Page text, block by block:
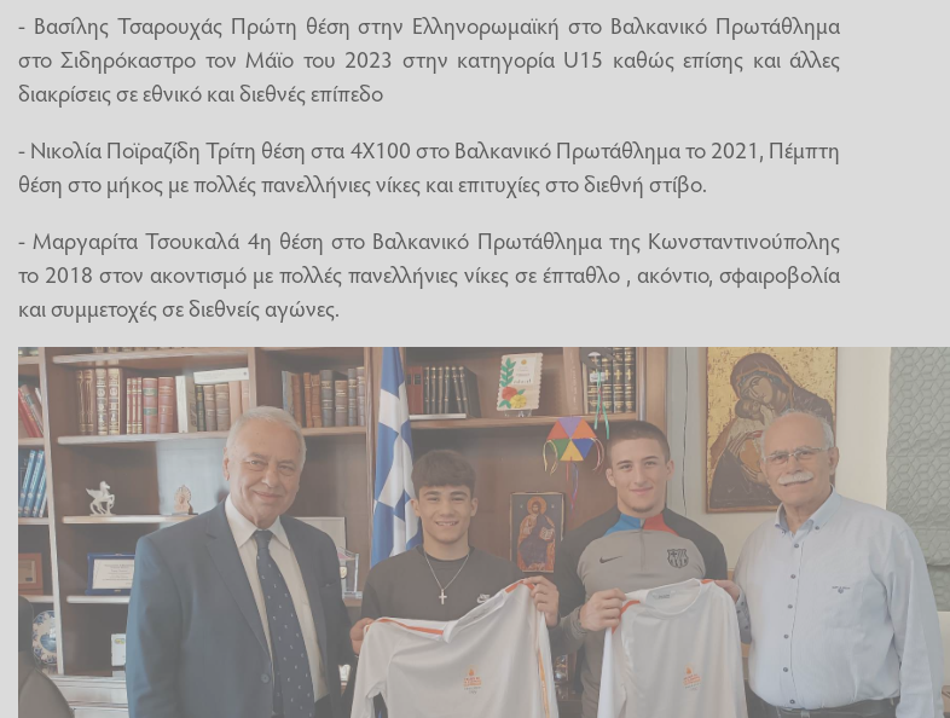
- Βασίλης Τσαρουχάς Πρώτη θέση στην Ελληνορωμαϊκή στο Βαλκανικό Πρωτάθλημα
στο Σιδηρόκαστρο τον Μάϊο του 2023 στην κατηγορία U15 καθώς επίσης και άλλες
διακρίσεις σε εθνικό και διεθνές επίπεδο
- Νικολία Ποϊραζίδη Τρίτη θέση στα 4Χ100 στο Βαλκανικό Πρωτάθλημα το 2021, Πέμπτη
θέση στο μήκος με πολλές πανελλήνιες νίκες και επιτυχίες στο διεθνή στίβο.
- Μαργαρίτα Τσουκαλά 4η θέση στο Βαλκανικό Πρωτάθλημα της Κωνσταντινούπολης
το 2018 στον ακοντισμό με πολλές πανελλήνιες νίκες σε έπταθλο , ακόντιο, σφαιροβολία
και συμμετοχές σε διεθνείς αγώνες.